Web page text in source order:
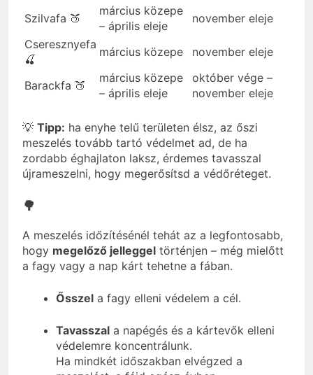
Szilvafa 🍑
március közepe
– április eleje
november eleje
Cseresznyefa
🍒
március közepe november eleje
Barackfa 🍑
március közepe
– április eleje
október vége –
november eleje
💡 Tipp: ha enyhe telű területen élsz, az őszi
meszelés tovább tartó védelmet ad, de ha
zordabb éghajlaton laksz, érdemes tavasszal
újrameszelni, hogy megerősítsd a védőréteget.
🌳
A meszelés időzítésénél tehát az a legfontosabb,
hogy megelőző jelleggel történjen – még mielőtt
a fagy vagy a nap kárt tehetne a fában.
Ősszel a fagy elleni védelem a cél.
Tavasszal a napégés és a kártevők elleni
védelemre koncentrálunk.
Ha mindkét időszakban elvégzed a